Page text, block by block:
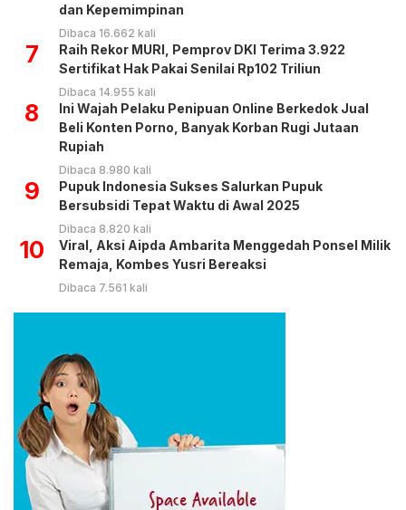
dan Kepemimpinan
Dibaca 16.662 kali
7
Raih Rekor MURI, Pemprov DKI Terima 3.922
Sertifikat Hak Pakai Senilai Rp102 Triliun
Dibaca 14.955 kali
8
Ini Wajah Pelaku Penipuan Online Berkedok Jual
Beli Konten Porno, Banyak Korban Rugi Jutaan
Rupiah
Dibaca 8.980 kali
9
Pupuk Indonesia Sukses Salurkan Pupuk
Bersubsidi Tepat Waktu di Awal 2025
Dibaca 8.820 kali
10
Viral, Aksi Aipda Ambarita Menggedah Ponsel Milik
Remaja, Kombes Yusri Bereaksi
Dibaca 7.561 kali